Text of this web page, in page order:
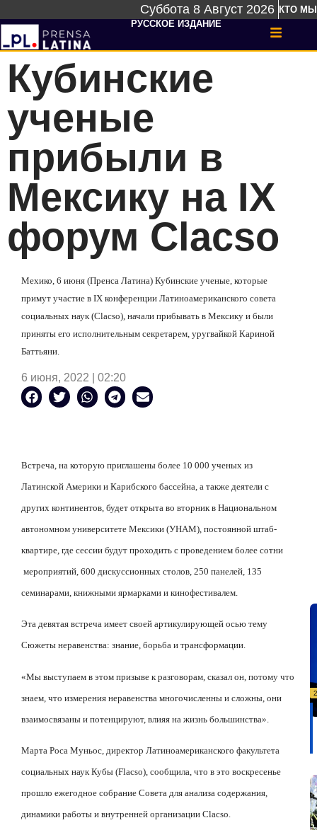
Суббота 8 Август 2026 КТО МЫ
РУССКОЕ ИЗДАНИЕ
Кубинские
ученые
прибыли в
Мексику на IX
форум Clacso
Мехико, 6 июня (Пренса Латина) Кубинские ученые, которые
примут участие в IX конференции Латиноамериканского совета
социальных наук (Clacso), начали прибывать в Мексику и были
приняты его исполнительным секретарем, уругвайкой Кариной
Баттьяни.
6 июня, 2022 | 02:20
Встреча, на которую приглашены более 10 000 ученых из
Латинской Америки и Карибского бассейна, а также деятели с
других континентов, будет открыта во вторник в Национальном
автономном университете Мексики (УНАМ), постоянной штаб-
квартире, где сессии будут проходить с проведением более сотни
мероприятий, 600 дискуссионных столов, 250 панелей, 135
семинарами, книжными ярмарками и кинофестивалем.
Эта девятая встреча имеет своей артикулирующей осью тему
Сюжеты неравенства: знание, борьба и трансформации.
«Мы выступаем в этом призыве к разговорам, сказал он, потому что
знаем, что измерения неравенства многочисленны и сложны, они
взаимосвязаны и потенцируют, влияя на жизнь большинства».
Марта Роса Муньос, директор Латиноамериканского факультета
социальных наук Кубы (Flacso), сообщила, что в это воскресенье
прошло ежегодное собрание Совета для анализа содержания,
динамики работы и внутренней организации Clacso.